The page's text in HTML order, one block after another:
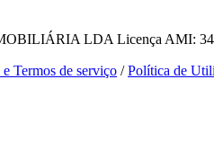
LDALicença AMI: 34
Termos de serviço /Política de